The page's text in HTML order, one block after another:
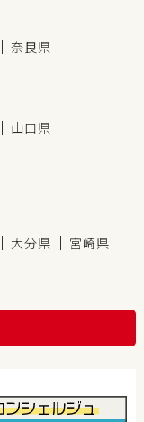
奈良県
山口県
大分県
宮崎県